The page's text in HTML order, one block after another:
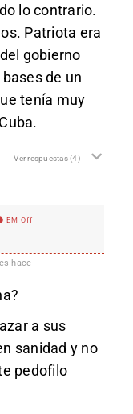
lo contrario.
Patriota era
gobierno
de un
tenía muy
Ver respuestas(4)
EM Off
hace
a sus
sanidad y no
pedofilo